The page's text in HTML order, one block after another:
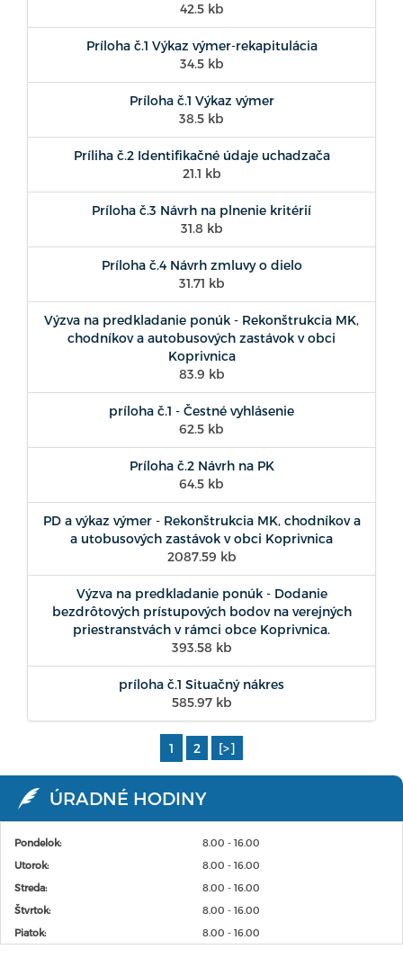
42.5 kb
Príloha č.1 Výkaz výmer-rekapitulácia
34.5 kb
Príloha č.1 Výkaz výmer
38.5 kb
Príliha č.2 Identifikačné údaje uchadzača
21.1 kb
Príloha č.3 Návrh na plnenie kritérií
31.8 kb
Príloha č.4 Návrh zmluvy o dielo
31.71 kb
Výzva na predkladanie ponúk - Rekonštrukcia MK,
chodníkov a autobusových zastávok v obci
Koprivnica
83.9 kb
príloha č.1 - Čestné vyhlásenie
62.5 kb
Príloha č.2 Návrh na PK
64.5 kb
PD a výkaz výmer - Rekonštrukcia MK, chodníkov a
a utobusových zastávok v obci Koprivnica
2087.59 kb
Výzva na predkladanie ponúk - Dodanie
bezdrôtových prístupových bodov na verejných
priestranstvách v rámci obce Koprivnica.
393.58 kb
príloha č.1 Situačný nákres
585.97 kb
1 2 [>]
ÚRADNÉ HODINY
Pondelok:
8.00 - 16.00
Utorok:
8.00 - 16.00
Streda:
8.00 - 16.00
Štvrtok:
8.00 - 16.00
Piatok:
8.00 - 16.00